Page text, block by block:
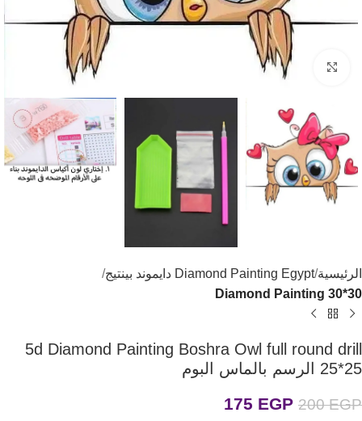
اضغط للتكبير
الرئيسية Diamond Painting Egypt دايموند بينتيج
Diamond Painting 30*30
5d Diamond Painting Boshra Owl full round drill
25*25 الرسم بالماس البوم
200EGP
175 EGP